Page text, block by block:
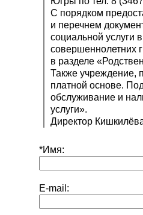
С порядком
и перечнем
социальной услуги
совершеннолетних
в разделе
Также учреждение,
платной основе.
обслуживание и
услуги».
Директор
*Имя:
E-mail: